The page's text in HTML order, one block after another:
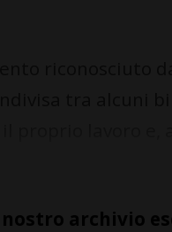
nostro archivio